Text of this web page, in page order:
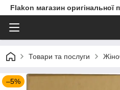
Flakon магазин оригінальної
Товари та послуги
–5%